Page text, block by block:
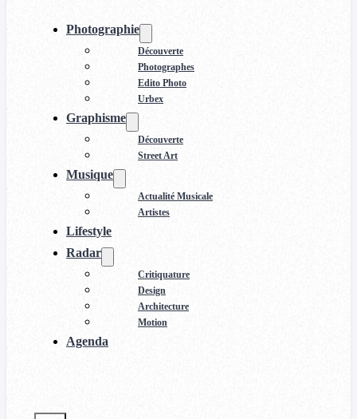
Photographie
Découverte
Photographes
Edito Photo
Urbex
Graphisme
Découverte
Street Art
Musique
Actualité Musicale
Artistes
Lifestyle
Radar
Critiquature
Design
Architecture
Motion
Agenda